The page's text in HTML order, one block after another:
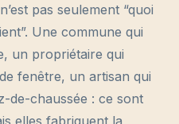
pas seulement “quoi
Une commune qui
un propriétaire qui
fenêtre, un artisan qui
de-chaussée : ce sont
elles fabriquent la